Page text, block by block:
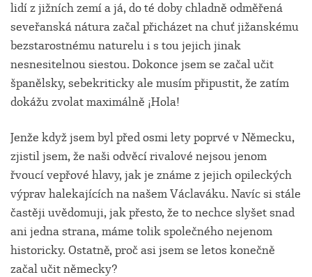
lidí z jižních zemí a já, do té doby chladně odměřená
seveřanská nátura začal přicházet na chuť jižanskému
bezstarostnému naturelu i s tou jejich jinak
nesnesitelnou siestou. Dokonce jsem se začal učit
španělsky, sebekriticky ale musím připustit, že zatím
dokážu zvolat maximálně ¡Hola!
Jenže když jsem byl před osmi lety poprvé v Německu,
zjistil jsem, že naši odvěcí rivalové nejsou jenom
řvoucí vepřové hlavy, jak je známe z jejich opileckých
výprav halekajících na našem Václaváku. Navíc si stále
častěji uvědomuji, jak přesto, že to nechce slyšet snad
ani jedna strana, máme tolik společného nejenom
historicky. Ostatně, proč asi jsem se letos konečně
začal učit německy?